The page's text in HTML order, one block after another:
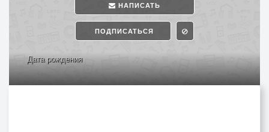
НАПИСАТЬ
ПОДПИСАТЬСЯ
Дата рождения